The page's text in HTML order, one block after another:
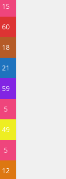
15
60
18
21
59
5
49
5
12